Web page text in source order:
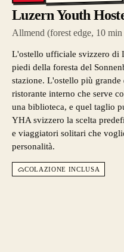
Luzern Youth
Allmend (forest edge, 10
L'ostello ufficiale svizzero di
piedi della foresta del
stazione. L'ostello più
ristorante interno che serve
una biblioteca, e quel taglio
YHA svizzero la scelta
e viaggiatori solitari che
personalità.
COLAZIONE INCLUSA